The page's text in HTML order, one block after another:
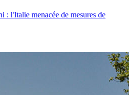
: l'Italie menacée de mesures de